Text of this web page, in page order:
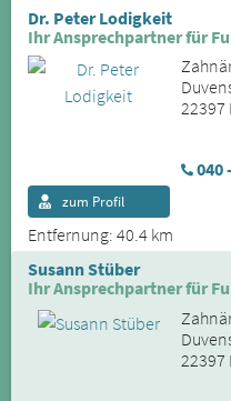
Dr. Peter Lodigkeit
Ihr Ansprechpartner für
22397
040
Entfernung: 40.4 km
zum Profil
Susann Stüber
Ihr Ansprechpartner für
22397